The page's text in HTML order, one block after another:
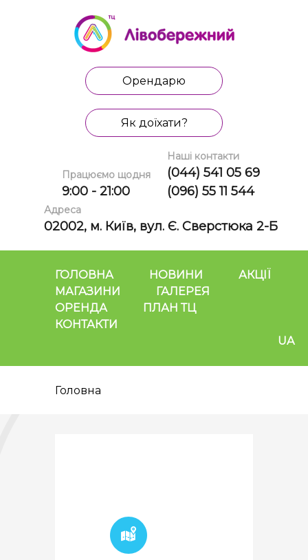
Орендарю
Як доїхати?
Працюємо щодня
9:00 - 21:00
Наші контакти
(044) 541 05 69
(096) 55 11 544
Адреса
02002, м. Київ, вул. Є. Сверстюка 2-Б
ГОЛОВНА НОВИНИ
АКЦІЇ
МАГАЗИНИ
ГАЛЕРЕЯ
ОРЕНДА
ПЛАН ТЦ
КОНТАКТИ
UA
Головна